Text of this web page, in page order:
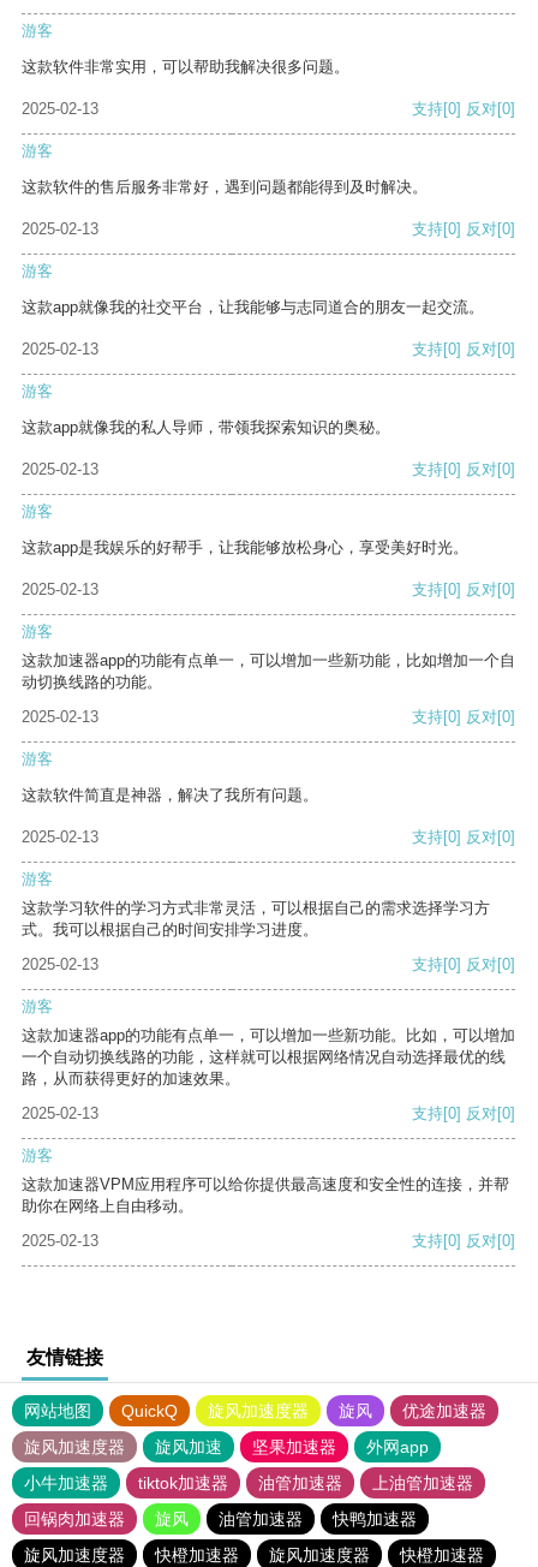
游客
这款软件非常实用，可以帮助我解决很多问题。
2025-02-13 支持[0] 反对[0]
游客
这款软件的售后服务非常好，遇到问题都能得到及时解决。
2025-02-13 支持[0] 反对[0]
游客
这款app就像我的社交平台，让我能够与志同道合的朋友一起交流。
2025-02-13 支持[0] 反对[0]
游客
这款app就像我的私人导师，带领我探索知识的奥秘。
2025-02-13 支持[0] 反对[0]
游客
这款app是我娱乐的好帮手，让我能够放松身心，享受美好时光。
2025-02-13 支持[0] 反对[0]
游客
这款加速器app的功能有点单一，可以增加一些新功能，比如增加一个自
动切换线路的功能。
2025-02-13
支持[0] 反对[0]
游客
这款软件简直是神器，解决了我所有问题。
2025-02-13 支持[0] 反对[0]
游客
这款学习软件的学习方式非常灵活，可以根据自己的需求选择学习方
式。我可以根据自己的时间安排学习进度。
2025-02-13
支持[0] 反对[0]
游客
这款加速器app的功能有点单一，可以增加一些新功能。比如，可以增加
一个自动切换线路的功能，这样就可以根据网络情况自动选择最优的线
路，从而获得更好的加速效果。
2025-02-13
支持[0] 反对[0]
游客
这款加速器VPM应用程序可以给你提供最高速度和安全性的连接，并帮
助你在网络上自由移动。
2025-02-13
支持[0] 反对[0]
友情链接
网站地图 QuickQ 旋风加速度器 旋风
优途加速器
旋风加速度器
旋风加速 坚果加速器
外网app
小牛加速器
tiktok加速器 油管加速器
上油管加速器
回锅肉加速器
旋风 油管加速器
快鸭加速器
旋风加速度器
快橙加速器 旋风加速度器 快橙加速器